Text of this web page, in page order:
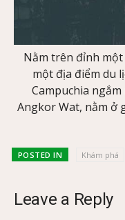
Nằm trên đỉnh
một địa điểm du
Campuchia
Angkor Wat, nằm ở
POSTED IN Khám phá
Leave a Reply